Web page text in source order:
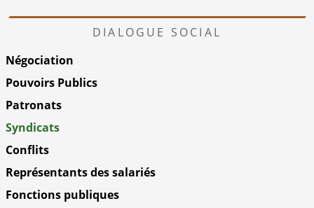
DIALOGUE SOCIAL
Négociation
Pouvoirs Publics
Patronats
Syndicats
Conflits
Représentants des salariés
Fonctions publiques